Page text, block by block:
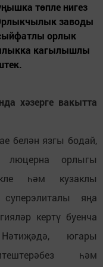
төпле нигез
заводы
орлык
кагылышлы
хәзерге вакытта
белән язгы бодай,
люцерна орлыгы
һәм кузаклы
яңа
кертү буенча
югары
һәм